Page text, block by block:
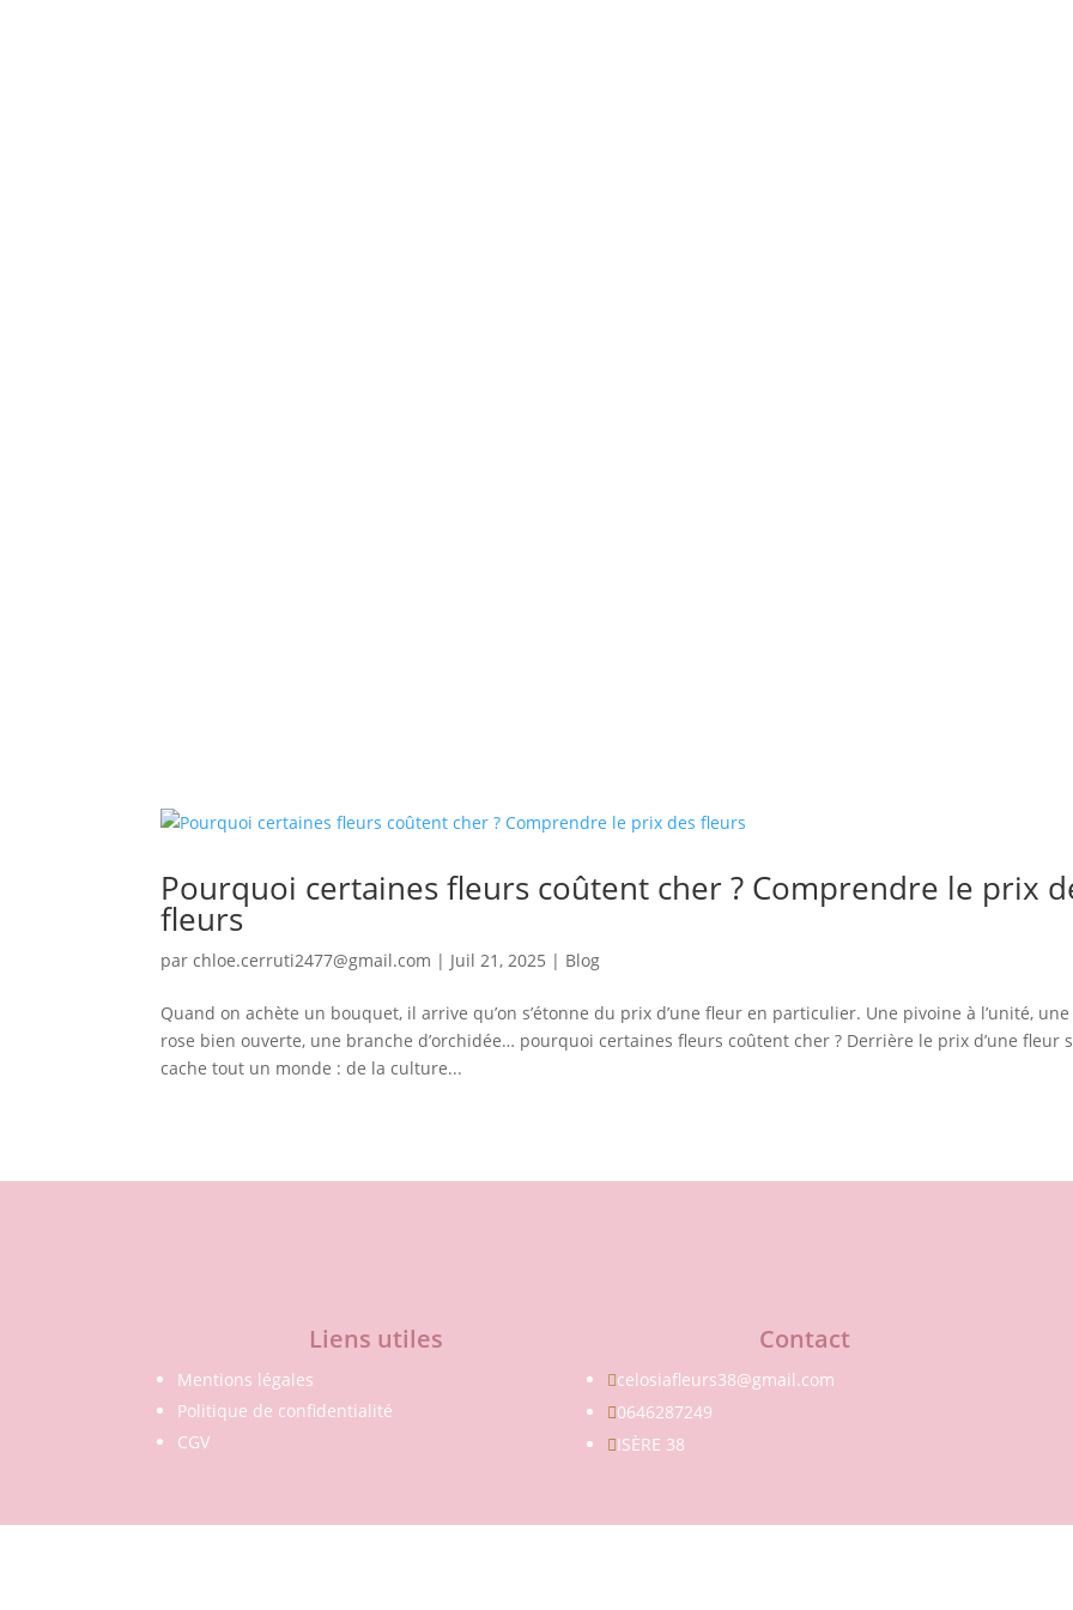
Pourquoi certaines fleurs coûtent cher ? Comprendre le prix
fleurs
parchloe.cerruti2477@gmail.com | Juil 21, 2025 | Blog
Quand on achète un bouquet, il arrive qu’on s’étonne du prix d’une fleur en particulier. Une pivoine à l’unité, une
rose bien ouverte, une branche d’orchidée… pourquoi certaines fleurs coûtent cher ? Derrière le prix d’une fleur
cache tout un monde : de la culture...
Liens utiles
Mentions légales
Politique de confidentialité
CGV
Contact
celosiafleurs38@gmail.com
0646287249
ISÈRE 38